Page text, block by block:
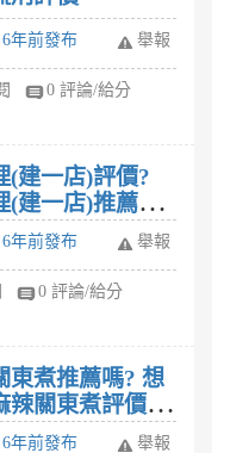
年前發布 舉報
0 評論/給分
(建一店)評價?
(建一店)推薦菜
年前發布 舉報
0 評論/給分
煮推薦嗎? 想
辣關東煮評價如
年前發布 舉報